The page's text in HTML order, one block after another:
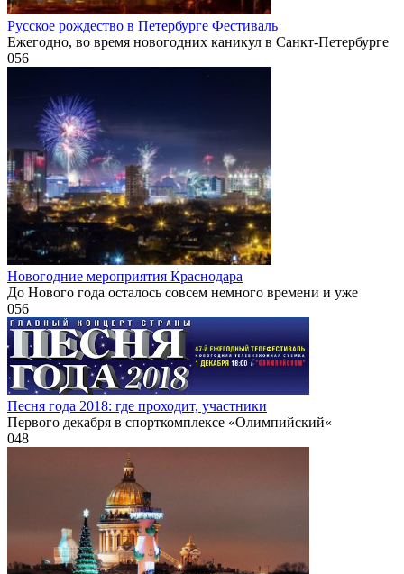
Русское рождество в Петербурге Фестиваль
Ежегодно, во время новогодних каникул в Санкт-Петербурге
056
Новогодние мероприятия Краснодара
До Нового года осталось совсем немного времени и уже
056
Песня года 2018: где проходит, участники
Первого декабря в спорткомплексе «Олимпийский«
048